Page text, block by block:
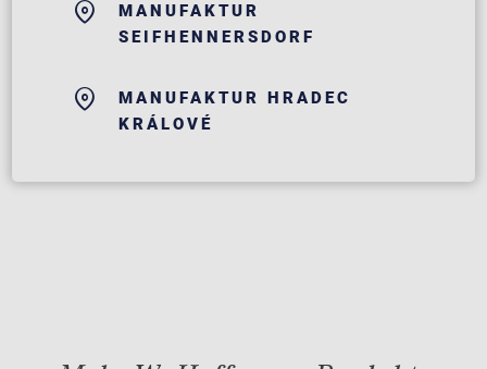
MANUFAKTUR
SEIFHENNERSDORF
MANUFAKTUR HRADEC
KRÁLOVÉ